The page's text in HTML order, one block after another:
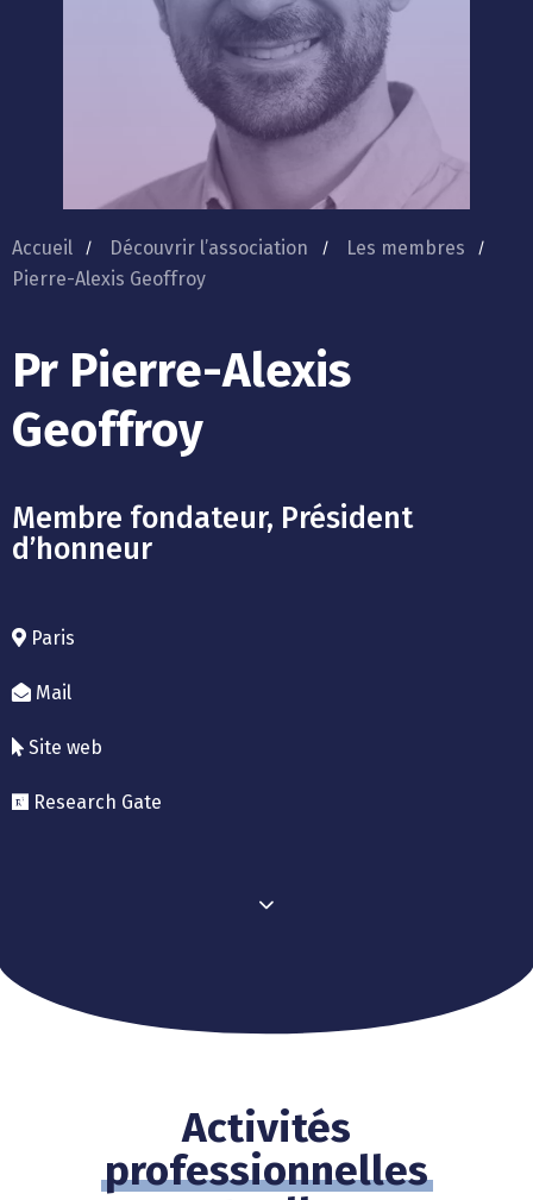
Accueil Découvrir l’association
Les membres
Pierre-Alexis Geoffroy
Pr Pierre-Alexis
Geoffroy
Membre fondateur, Président
d’honneur
Paris
Mail
Site web
Research Gate
Activités
professionnelles